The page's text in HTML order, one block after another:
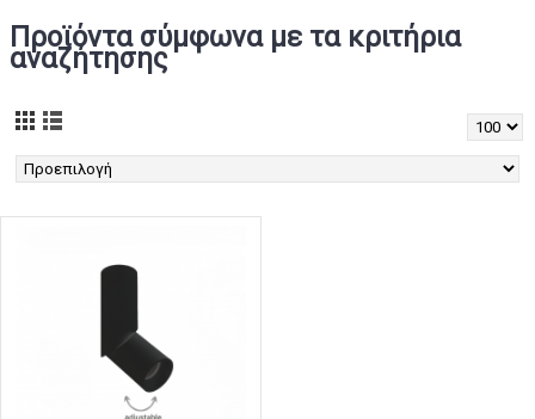
Προϊόντα σύμφωνα με τα κριτήρια
αναζήτησης